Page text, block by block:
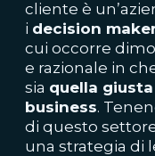
cliente è
i decision
cui occorre
e razionale in
sia quella
business.
di questo
una strategia di